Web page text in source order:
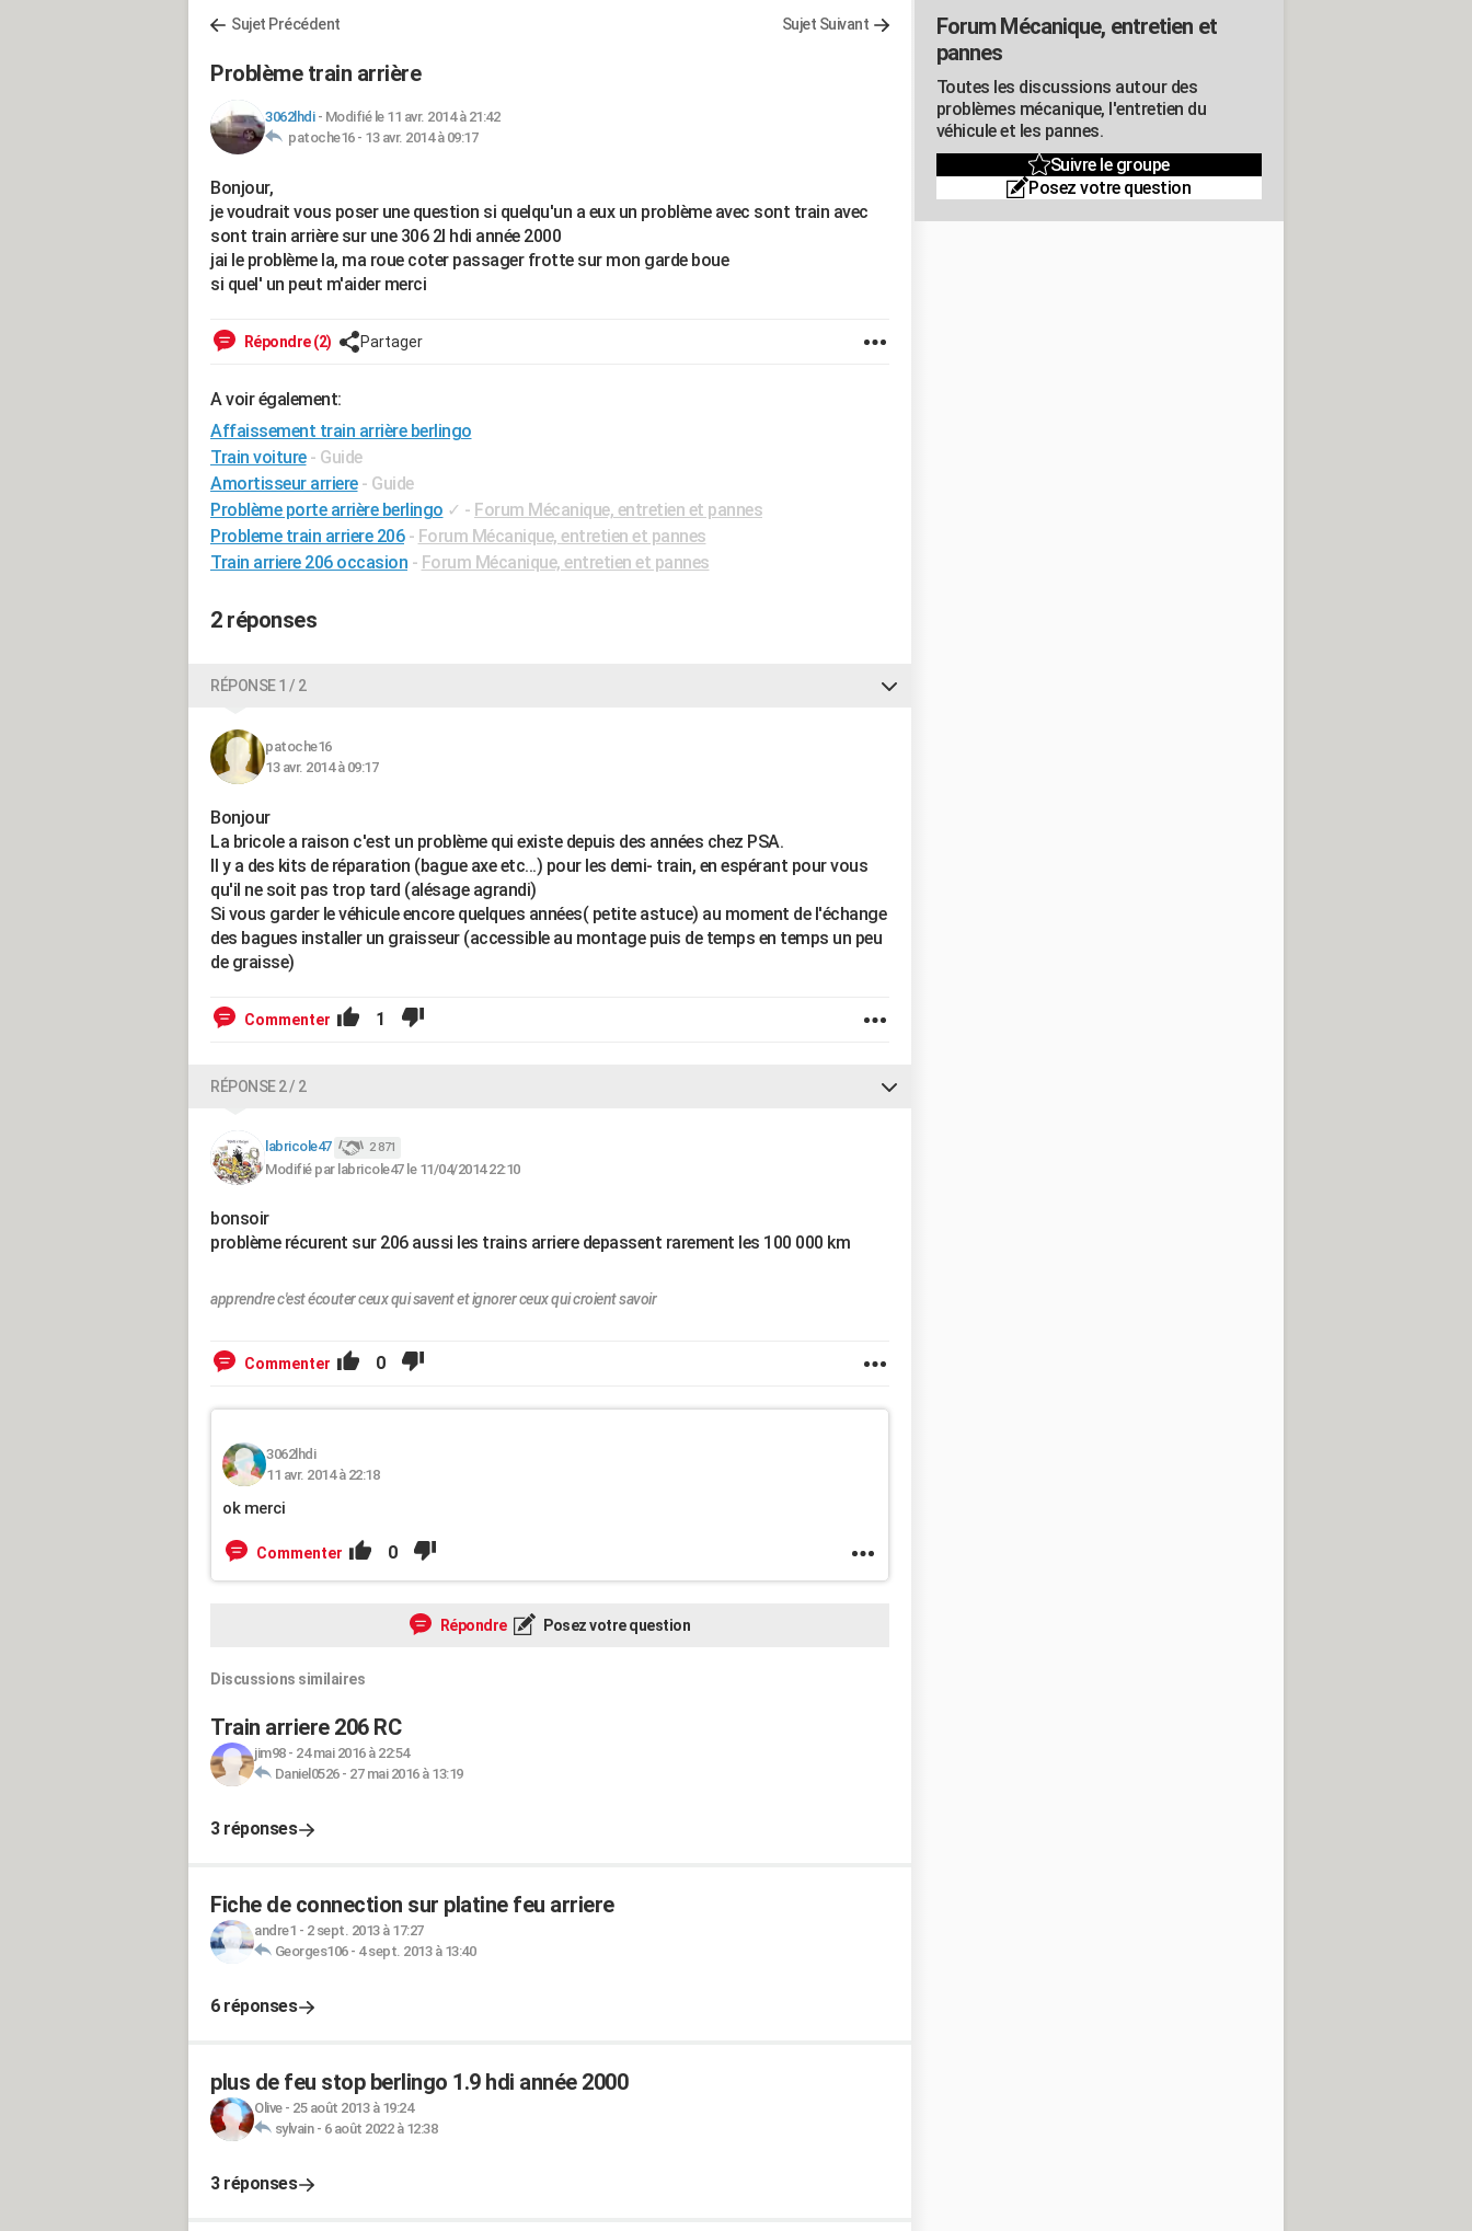
Sujet Précédent Sujet Suivant
Problème train arrière
3062lhdi- Modifié le 11 avr. 2014 à 21:42
patoche16 - 13 avr. 2014 à 09:17
Bonjour,
je voudrait vous poser une question si quelqu'un a eux un problème avec sont train avec
sont train arrière sur une 306 2l hdi année 2000
jai le problème la, ma roue coter passager frotte sur mon garde boue
si quel' un peut m'aider merci
Répondre (2) Partager
A voir également:
Affaissement train arrière berlingo
Train voiture - Guide
Amortisseur arriere - Guide
Problème porte arrière berlingo ✓ - Forum Mécanique, entretien et pannes
Probleme train arriere 206 - Forum Mécanique, entretien et pannes
Train arriere 206 occasion - Forum Mécanique, entretien et pannes
2 réponses
RÉPONSE 1 / 2
patoche16
13 avr. 2014 à 09:17
Bonjour
La bricole a raison c'est un problème qui existe depuis des années chez PSA.
Il y a des kits de réparation (bague axe etc...) pour les demi- train, en espérant pour vous
qu'il ne soit pas trop tard (alésage agrandi)
Si vous garder le véhicule encore quelques années( petite astuce) au moment de l'échange
des bagues installer un graisseur (accessible au montage puis de temps en temps un peu
de graisse)
Commenter 1
RÉPONSE 2 / 2
labricole47 2 871
Modifié par labricole47 le 11/04/2014 22:10
bonsoir
problème récurent sur 206 aussi les trains arriere depassent rarement les 100 000 km
apprendre c'est écouter ceux qui savent et ignorer ceux qui croient savoir
Commenter 0
3062lhdi
11 avr. 2014 à 22:18
ok merci
Commenter 0
Répondre Posez votre question
Discussions similaires
Train arriere 206 RC
jim98- 24 mai 2016 à 22:54
Daniel0526- 27 mai 2016 à 13:19
3 réponses
Fiche de connection sur platine feu arriere
andre1 - 2 sept. 2013 à 17:27
Georges106- 4 sept. 2013 à 13:40
6 réponses
plus de feu stop berlingo 1.9 hdi année 2000
Olive- 25 août 2013 à 19:24
sylvain- 6 août 2022 à 12:38
3 réponses
Forum Mécanique, entretien et
pannes
Toutes les discussions autour des
problèmes mécanique, l'entretien du
véhicule et les pannes.
Suivre le groupe
Posez votre question